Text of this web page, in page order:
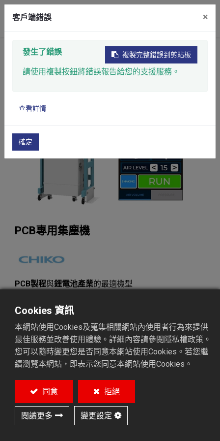
首頁 產品
集塵機
PCB專用集塵機
PCB製程與鋰電池產業的最適機型
加入詢價
產品型號 :CMS-2600
說明
Cookies 資訊
本網站使用Cookies及蒐集相關網站內使用者行為來提供
最佳服務並改善使用體驗。詳細內容請參閱隱私權政策。
您可以隨時變更您是否同意本網站使用Cookies。若您繼
續瀏覽本網站，即表示您同意本網站使用Cookies。
同意 拒絕
閱讀更多 變更設定
客戶端錯誤 ×
複製完整錯誤到剪貼板
發生了錯誤
請使用複製按鈕將錯誤報告給您的支援服務。
查看詳情
確定